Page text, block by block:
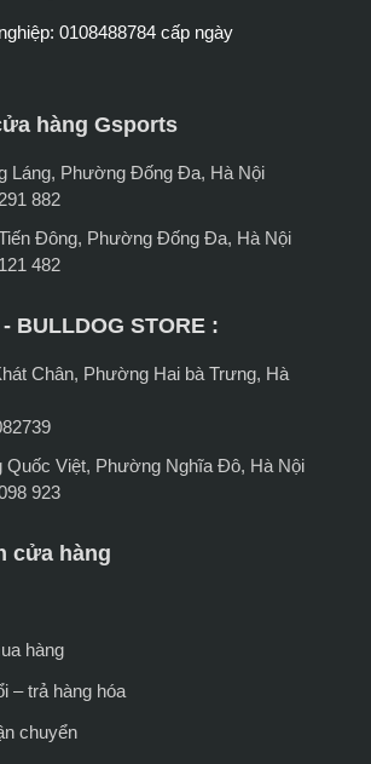
0108488784 cấp ngày
hàng Gsports
Láng, Phường Đống Đa, Hà Nội
882
Đông, Phường Đống Đa, Hà Nội
482
BULLDOG STORE :
Chân, Phường Hai bà Trưng, Hà
Quốc Việt, Phường Nghĩa Đô, Hà Nội
923
cửa hàng
hàng
– trả hàng hóa
chuyển